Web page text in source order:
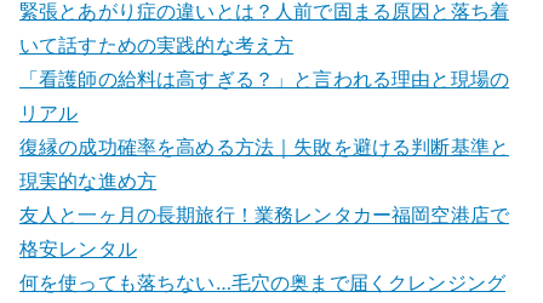
緊張とあがり症の違いとは？人前で固まる原因と落ち着
いて話すための実践的な考え方
「看護師の給料は高すぎる？」と言われる理由と現場の
リアル
復縁の成功確率を高める方法｜失敗を避ける判断基準と
現実的な進め方
友人と一ヶ月の長期旅行！業務レンタカー福岡空港店で
格安レンタル
何を使っても落ちない…毛穴の奥まで届くクレンジング